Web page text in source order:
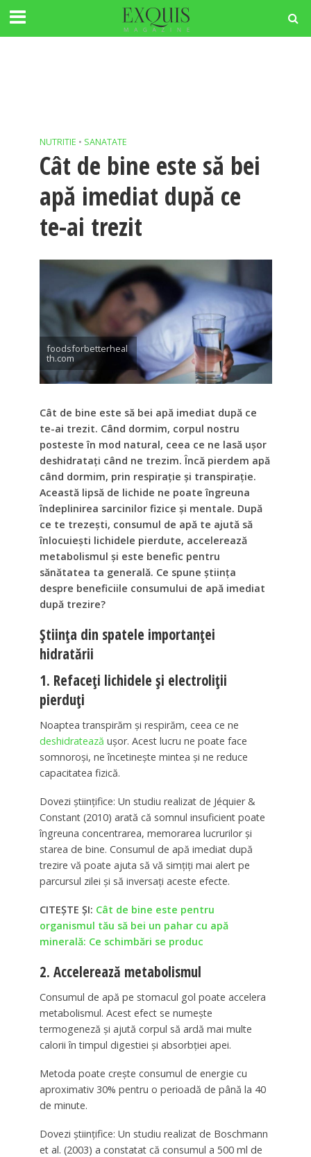
NUTRITIE • SANATATE
Cât de bine este să bei
apă imediat după ce
te-ai trezit
foodsforbetterheal
th.com
Cât de bine este să bei apă imediat după ce
te-ai trezit. Când dormim, corpul nostru
posteste în mod natural, ceea ce ne lasă ușor
deshidratați când ne trezim. Încă pierdem apă
când dormim, prin respirație și transpirație.
Această lipsă de lichide ne poate îngreuna
îndeplinirea sarcinilor fizice și mentale. După
ce te trezești, consumul de apă te ajută să
înlocuiești lichidele pierdute, accelerează
metabolismul și este benefic pentru
sănătatea ta generală. Ce spune știința
despre beneficiile consumului de apă imediat
după trezire?
Știința din spatele importanței
hidratării
1. Refaceți lichidele și electroliții
pierduți
Noaptea transpirăm și respirăm, ceea ce ne
deshidratează ușor. Acest lucru ne poate face
somnoroși, ne încetinește mintea și ne reduce
capacitatea fizică.
Dovezi științifice: Un studiu realizat de Jéquier &
Constant (2010) arată că somnul insuficient poate
îngreuna concentrarea, memorarea lucrurilor și
starea de bine. Consumul de apă imediat după
trezire vă poate ajuta să vă simțiți mai alert pe
parcursul zilei și să inversați aceste efecte.
CITEȘTE ȘI: Cât de bine este pentru
organismul tău să bei un pahar cu apă
minerală: Ce schimbări se produc
2. Accelerează metabolismul
Consumul de apă pe stomacul gol poate accelera
metabolismul. Acest efect se numește
termogeneză și ajută corpul să ardă mai multe
calorii în timpul digestiei și absorbției apei.
Metoda poate crește consumul de energie cu
aproximativ 30% pentru o perioadă de până la 40
de minute.
Dovezi științifice: Un studiu realizat de Boschmann
et al. (2003) a constatat că consumul a 500 ml de